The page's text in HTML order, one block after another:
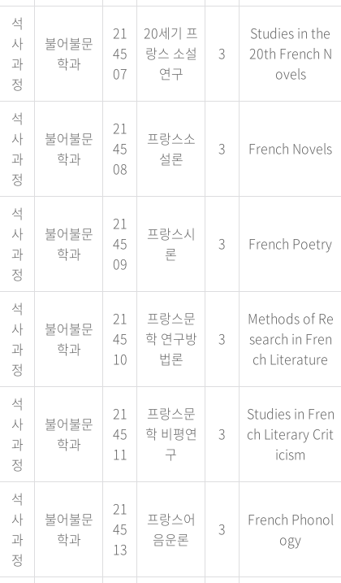
석
사
과
정
불어불문
학과
21
45
07
20세기 프
랑스 소설
연구
3
Studies in the
20th French N
ovels
석
사
과
정
불어불문
학과
21
45
08
프랑스소
설론
3 French Novels
석
사
과
정
불어불문
학과
21
45
09
프랑스시
론
3 French Poetry
석
사
과
정
불어불문
학과
21
45
10
프랑스문
학 연구방
법론
3
Methods of Re
search in Fren
ch Literature
석
사
과
정
불어불문
학과
21
45
11
프랑스문
학 비평연
구
3
Studies in Fren
ch Literary Crit
icism
석
사
과
정
불어불문
학과
21
45
13
프랑스어
음운론
3
French Phonol
ogy